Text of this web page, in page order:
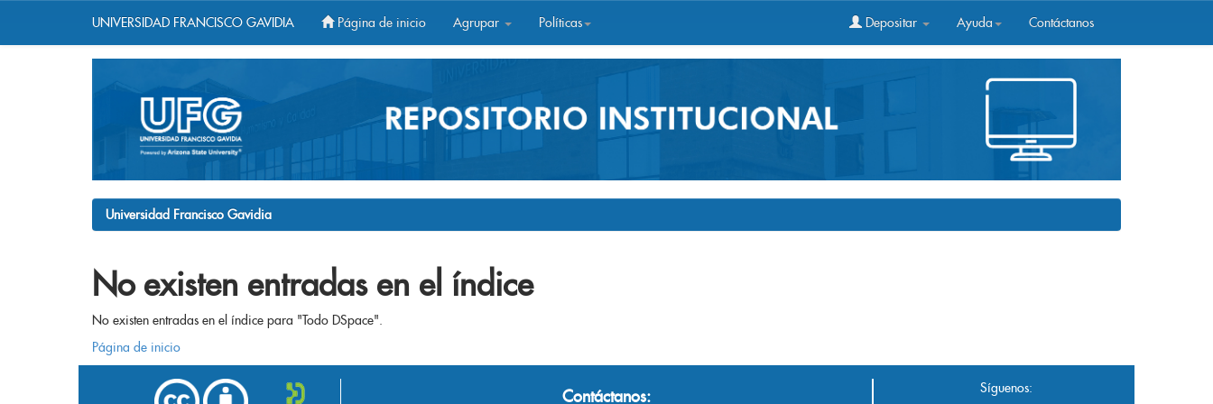
UNIVERSIDAD FRANCISCO GAVIDIA Página de inicio Agrupar Políticas Depositar Ayuda Contáctanos
Universidad Francisco Gavidia
No existen entradas en el índice
No existen entradas en el índice para "Todo DSpace".
Página de inicio
Contáctanos: Síguenos: